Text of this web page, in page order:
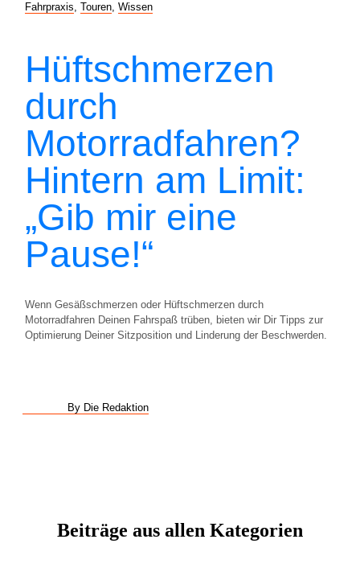
Fahrpraxis Touren Wissen
Hüftschmerzen
durch
Motorradfahren?
Hintern am Limit:
„Gib mir eine
Pause!“
Wenn Gesäßschmerzen oder Hüftschmerzen durch
Motorradfahren Deinen Fahrspaß trüben, bieten wir Dir Tipps zur
Optimierung Deiner Sitzposition und Linderung der Beschwerden.
By Die Redaktion
Beiträge aus allen Kategorien